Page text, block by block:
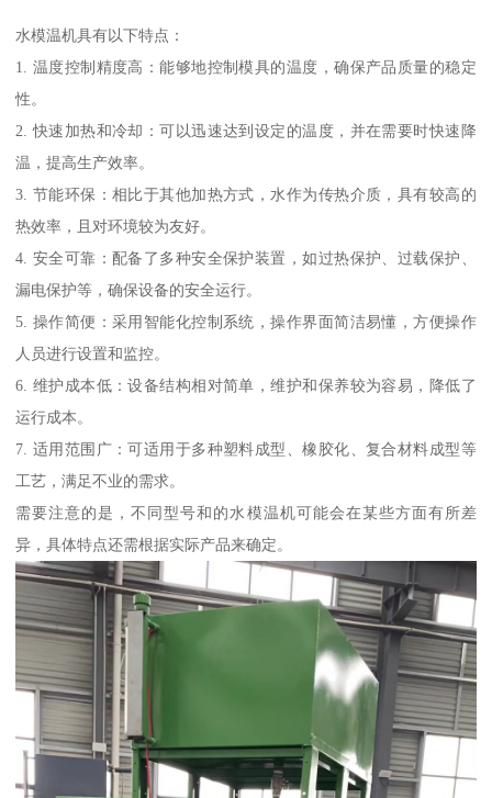
水模温机具有以下特点：
1. 温度控制精度高：能够地控制模具的温度，确保产品质量的稳定
性。
2. 快速加热和冷却：可以迅速达到设定的温度，并在需要时快速降
温，提高生产效率。
3. 节能环保：相比于其他加热方式，水作为传热介质，具有较高的
热效率，且对环境较为友好。
4. 安全可靠：配备了多种安全保护装置，如过热保护、过载保护、
漏电保护等，确保设备的安全运行。
5. 操作简便：采用智能化控制系统，操作界面简洁易懂，方便操作
人员进行设置和监控。
6. 维护成本低：设备结构相对简单，维护和保养较为容易，降低了
运行成本。
7. 适用范围广：可适用于多种塑料成型、橡胶化、复合材料成型等
工艺，满足不业的需求。
需要注意的是，不同型号和的水模温机可能会在某些方面有所差
异，具体特点还需根据实际产品来确定。